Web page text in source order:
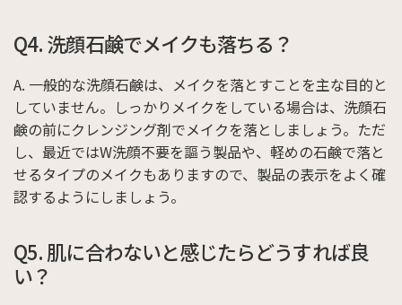
Q4. 洗顔石鹸でメイクも落ちる？
A. 一般的な洗顔石鹸は、メイクを落とすことを主な目的と
していません。しっかりメイクをしている場合は、洗顔石
鹸の前にクレンジング剤でメイクを落としましょう。ただ
し、最近ではW洗顔不要を謳う製品や、軽めの石鹸で落と
せるタイプのメイクもありますので、製品の表示をよく確
認するようにしましょう。
Q5. 肌に合わないと感じたらどうすれば良
い？